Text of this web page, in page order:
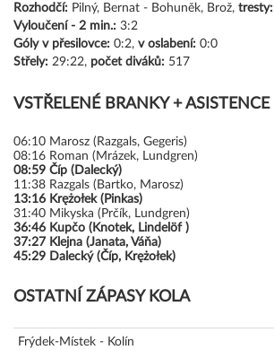
Rozhodčí: Pilný, Bernat - Bohuněk, Brož, tresty:
Vyloučení - 2 min.: 3:2
Góly v přesilovce: 0:2, v oslabení: 0:0
Střely: 29:22, počet diváků: 517
VSTŘELENÉ BRANKY + ASISTENCE
06:10 Marosz (Razgals, Gegeris)
08:16 Roman (Mrázek, Lundgren)
08:59 Číp (Dalecký)
11:38 Razgals (Bartko, Marosz)
13:16 Krężołek (Pinkas)
31:40 Mikyska (Prčík, Lundgren)
36:46 Kupčo (Knotek, Lindelöf )
37:27 Klejna (Janata, Váňa)
45:29 Dalecký (Číp, Krężołek)
OSTATNÍ ZÁPASY KOLA
Frýdek-Místek - Kolín